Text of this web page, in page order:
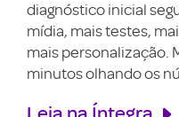
diagnóstico inicial
mídia, mais testes,
mais personalização.
minutos olhando os